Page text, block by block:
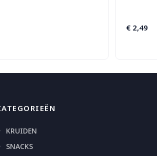
€ 2,49
KRUIDEN
SNACKS